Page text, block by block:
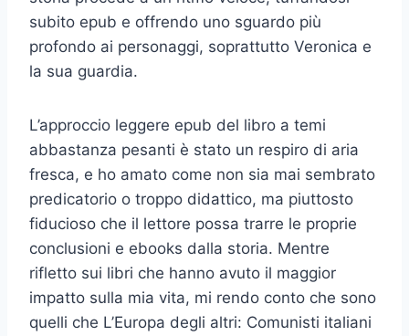
subito epub e offrendo uno sguardo più
profondo ai personaggi, soprattutto Veronica e
la sua guardia.
L’approccio leggere epub del libro a temi
abbastanza pesanti è stato un respiro di aria
fresca, e ho amato come non sia mai sembrato
predicatorio o troppo didattico, ma piuttosto
fiducioso che il lettore possa trarre le proprie
conclusioni e ebooks dalla storia. Mentre
rifletto sui libri che hanno avuto il maggior
impatto sulla mia vita, mi rendo conto che sono
quelli che L’Europa degli altri: Comunisti italiani